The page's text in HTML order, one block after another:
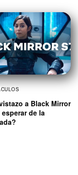
a Black Mirror
esperar de la